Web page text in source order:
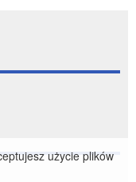
użycie plików